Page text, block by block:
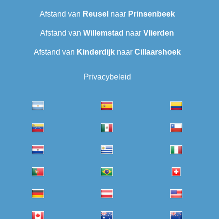
Afstand van Reusel naar Prinsenbeek
Afstand van Willemstad naar Vlierden
Afstand van Kinderdijknaar Cillaarshoek
Privacybeleid